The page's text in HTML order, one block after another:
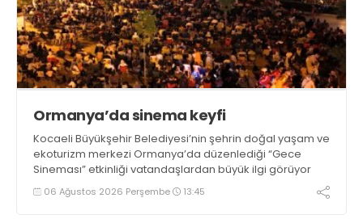
Ormanya’da sinema keyfi
Kocaeli Büyükşehir Belediyesi’nin şehrin doğal yaşam ve
ekoturizm merkezi Ormanya’da düzenlediği “Gece
Sineması” etkinliği vatandaşlardan büyük ilgi görüyor
06 Ağustos 2026 Perşembe 13:45